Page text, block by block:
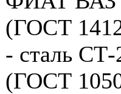
(ГОСТ
- сталь СТ-
(ГОСТ